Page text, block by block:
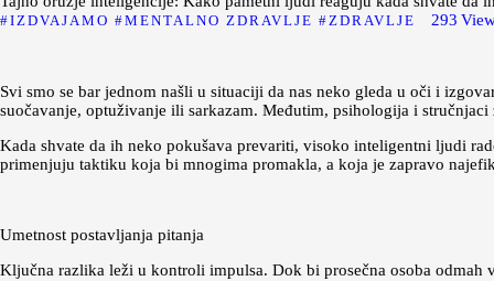
IZDVAJAMO MENTALNO ZDRAVLJE ZDRAVLJE 293
Svi smo se bar jednom našli u situaciji da nas neko gleda u oči i
suočavanje, optuživanje ili sarkazam. Međutim, psihologija i
Kada shvate da ih neko pokušava prevariti, visoko inteligentni ljudi
primenjuju taktiku koja bi mnogima promakla, a koja je zapravo
Umetnost postavljanja pitanja
Ključna razlika leži u kontroli impulsa. Dok bi prosečna osoba